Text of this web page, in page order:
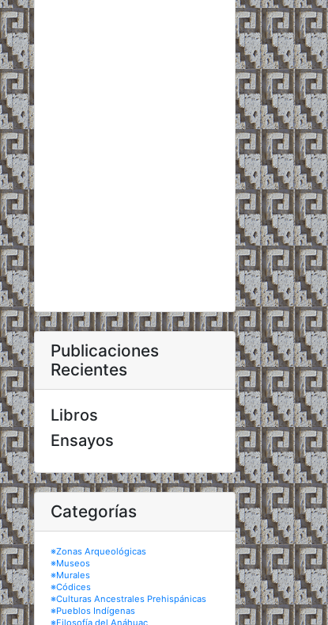
Publicaciones
Recientes
Libros
Ensayos
Categorías
※Zonas Arqueológicas
※Museos
※Murales
※Códices
※Culturas Ancestrales Prehispánicas
※Pueblos Indígenas
※Filosofía del Anáhuac